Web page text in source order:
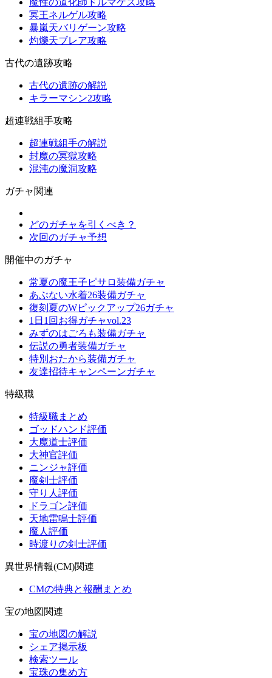
魔性の道化師ドルマゲス攻略
冥王ネルゲル攻略
暴嵐天バリゲーン攻略
灼爍天ブレア攻略
古代の遺跡攻略
古代の遺跡の解説
キラーマシン2攻略
超連戦組手攻略
超連戦組手の解説
封魔の冥獄攻略
混沌の魔洞攻略
ガチャ関連
どのガチャを引くべき？
次回のガチャ予想
開催中のガチャ
常夏の魔王子ピサロ装備ガチャ
あぶない水着26装備ガチャ
復刻夏のWピックアップ26ガチャ
1日1回お得ガチャvol.23
みずのはごろも装備ガチャ
伝説の勇者装備ガチャ
特別おたから装備ガチャ
友達招待キャンペーンガチャ
特級職
特級職まとめ
ゴッドハンド評価
大魔道士評価
大神官評価
ニンジャ評価
魔剣士評価
守り人評価
ドラゴン評価
天地雷鳴士評価
魔人評価
時渡りの剣士評価
異世界情報(CM)関連
CMの特典と報酬まとめ
宝の地図関連
宝の地図の解説
シェア掲示板
検索ツール
宝珠の集め方